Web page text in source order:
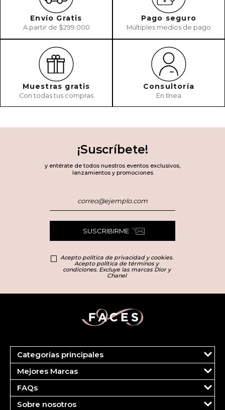
Envío Gratis
A partir de $299.000
Pago seguro
Múltiples medios de pago
Muestras gratis
Con todas tus compras
Consultoría
En línea
¡Suscríbete!
y entérate de todos nuestros eventos exclusivos,
lanzamientos y promociones
SUSCRIBIRME
Acepto política de privacidad y cookies.
Acepto política de términos y
condiciones. Excluye las marcas Dior y
Chanel
Categorías principales
Marcas
Dior
Más Vendidos
Fragancias
Maquillaje
Mejores Marcas
Clinique
Estee Lauder
Carolina Herrera
FAQs
Tu cuenta
Pedidos
Sobre nosotros